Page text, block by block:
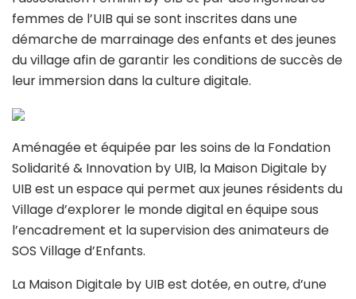
femmes de l’UIB qui se sont inscrites dans une
démarche de marrainage des enfants et des jeunes
du village afin de garantir les conditions de succès de
leur immersion dans la culture digitale.
Aménagée et équipée par les soins de la Fondation
Solidarité & Innovation by UIB, la Maison Digitale by
UIB est un espace qui permet aux jeunes résidents du
Village d’explorer le monde digital en équipe sous
l’encadrement et la supervision des animateurs de
SOS Village d’Enfants.
La Maison Digitale by UIB est dotée, en outre, d’une